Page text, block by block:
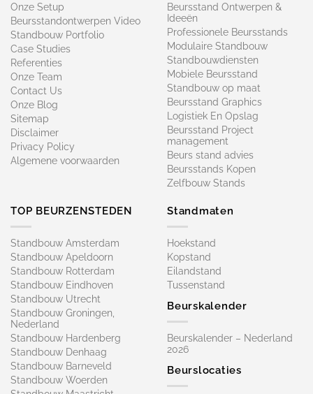
Onze Setup
Beursstandontwerpen Video
Standbouw Portfolio
Case Studies
Referenties
Onze Team
Contact Us
Onze Blog
Sitemap
Disclaimer
Privacy Policy
Algemene voorwaarden
Beursstand Ontwerpen &
Ideeën
Professionele Beursstands
Modulaire Standbouw
Standbouwdiensten
Mobiele Beursstand
Standbouw op maat​
Beursstand Graphics
Logistiek En Opslag
Beursstand Project
management
Beurs stand advies
Beursstands Kopen
Zelfbouw Stands
TOP BEURZENSTEDEN
Standbouw Amsterdam
Standbouw Apeldoorn
Standbouw Rotterdam
Standbouw Eindhoven
Standbouw Utrecht
Standbouw Groningen,
Nederland
Standbouw Hardenberg
Standbouw Denhaag
Standbouw Barneveld
Standbouw Woerden
Standmaten
Hoekstand
Kopstand
Eilandstand
Tussenstand
Beurskalender
Beurskalender – Nederland
2026
Beurslocaties